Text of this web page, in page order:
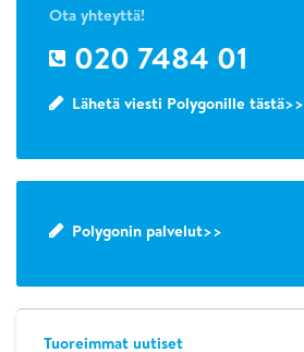
Ota yhteyttä!
020 7484 01
Lähetä viesti Polygonille tästä>>
Polygonin palvelut>>
Tuoreimmat uutiset